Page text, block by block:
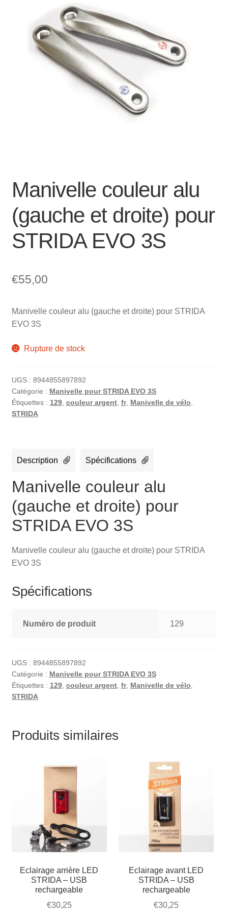
Panier
SOLDES
Manivelle couleur alu
(gauche et droite) pour
STRIDA EVO 3S
€55,00
Manivelle couleur alu (gauche et droite) pour STRIDA
EVO 3S
Rupture de stock
UGS : 8944855897892
Catégorie : Manivelle pour STRIDA EVO 3S
Étiquettes : 129, couleur argent, fr, Manivelle de vélo
STRIDA
Description Spécifications
Manivelle couleur alu
(gauche et droite) pour
STRIDA EVO 3S
Manivelle couleur alu (gauche et droite) pour STRIDA
EVO 3S
Spécifications
Numéro de produit 129
UGS : 8944855897892
Catégorie : Manivelle pour STRIDA EVO 3S
Étiquettes : 129, couleur argent, fr, Manivelle de vélo
STRIDA
Produits similaires
Eclairage arrière LED
STRIDA – USB
rechargeable
€30,25
Eclairage avant LED
STRIDA – USB
rechargeable
€30,25